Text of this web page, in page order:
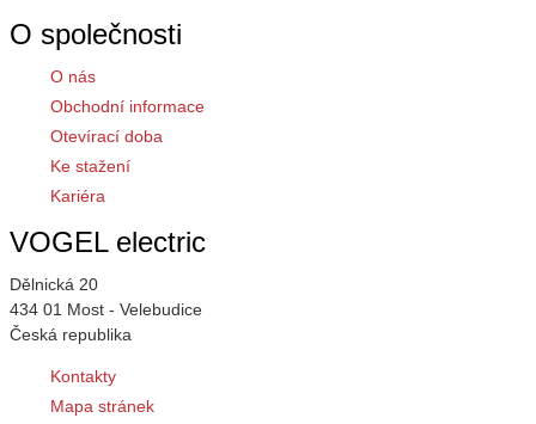
O společnosti
O nás
Obchodní informace
Otevírací doba
Ke stažení
Kariéra
VOGEL electric
Dělnická 20
434 01 Most - Velebudice
Česká republika
Kontakty
Mapa stránek